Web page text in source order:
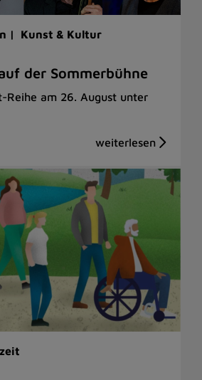
| Kunst & Kultur
der Sommerbühne
Reihe am 26. August unter